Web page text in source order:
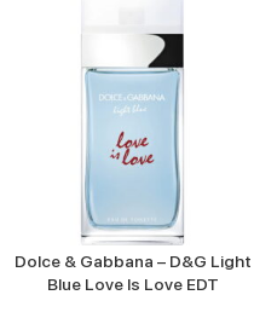
Dolce & Gabbana – D&G Light
Blue Love Is Love EDT